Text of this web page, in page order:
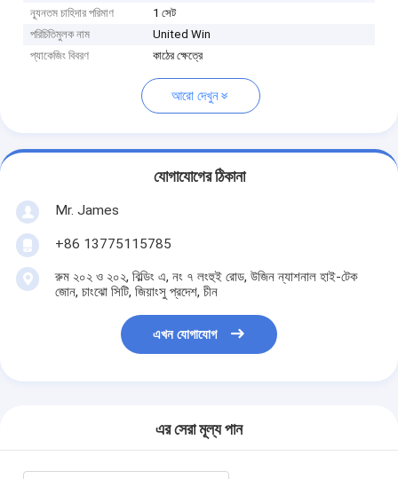
ন্যূনতম চাহিদার পরিমাণ
1 সেট
পরিচিতিমুলক নাম
United Win
প্যাকেজিং বিবরণ
কাঠের ক্ষেত্রে
আরো দেখুন
যোগাযোগের ঠিকানা
Mr. James
+86 13775115785
রুম ২০২ ও ২০২, বিল্ডিং এ, নং ৭ লংহুই রোড, উজিন ন্যাশনাল হাই-টেক
জোন, চাংঝো সিটি, জিয়াংসু প্রদেশ, চীন
এখন যোগাযোগ
এর সেরা মূল্য পান